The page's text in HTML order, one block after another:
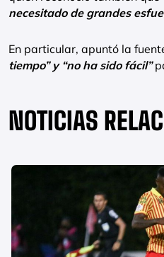
necesitado de grandes
En particular, apuntó la
tiempo” y “no ha sido fácil”
NOTICIAS